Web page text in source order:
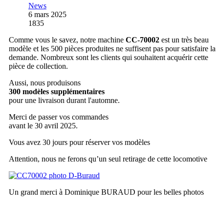
News
6 mars 2025
1835
Comme vous le savez, notre machine CC-70002 est un très beau
modèle et les 500 pièces produites ne suffisent pas pour satisfaire la
demande. Nombreux sont les clients qui souhaitent acquérir cette
pièce de collection.
Aussi, nous produisons
300 modèles supplémentaires
pour une livraison durant l'automne.
Merci de passer vos commandes
avant le 30 avril 2025.
Vous avez 30 jours pour réserver vos modèles
Attention, nous ne ferons qu’un seul retirage de cette locomotive
Un grand merci à Dominique BURAUD pour les belles photos